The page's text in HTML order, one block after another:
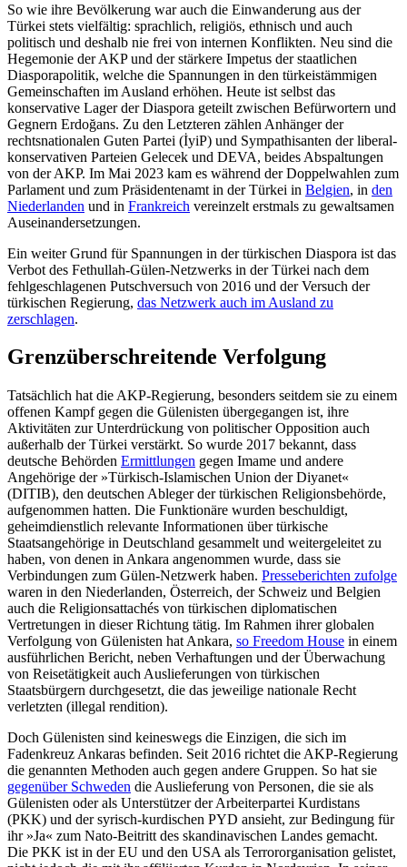
So wie ihre Bevölkerung war auch die Einwanderung aus der
Türkei stets viel­fältig: sprachlich, religiös, ethnisch und auch
politisch und deshalb nie frei von in­ternen Konflikten. Neu sind die
Hegemonie der AKP und der stärkere Impetus der staat­lichen
Diasporapolitik, welche die Spannungen in den türkeistämmigen
Gemeinschaften im Ausland erhöhen. Heute ist selbst das
konservative Lager der Diaspora geteilt zwischen Befürwortern und
Gegnern Erdo­ğans. Zu den Letzteren zählen Anhän­ger der
rechtsnationalen Guten Partei (İyiP) und Sympathisanten der liberal-
konserva­tiven Parteien Gelecek und DEVA, beides Ab­spaltungen
von der AKP. Im Mai 2023 kam es während der Doppelwahlen zum
Parlament und zum Präsidentenamt in der Türkei in Belgien, in den
Niederlanden und in Frankreich vereinzelt erstmals zu gewalt­samen
Aus­einandersetzungen.
Ein weiter Grund für Spannungen in der türkischen Diaspora ist das
Verbot des Fethullah-Gülen-Netzwerks in der Türkei nach dem
fehlgeschlagenen Putschversuch von 2016 und der Versuch der
türkischen Regierung, das Netzwerk auch im Ausland zu
zerschlagen.
Grenzüberschreitende Verfolgung
Tatsächlich hat die AKP-Regierung, beson­ders seitdem sie zu einem
offenen Kampf gegen die Gülenisten übergegangen ist, ihre
Aktivitäten zur Unter­drückung von poli­tischer Opposition auch
außerhalb der Tür­kei verstärkt. So wurde 2017 bekannt, dass
deutsche Behörden Ermittlungen gegen Imame und andere
Angehörige der »Tür­kisch-Islamischen Union der Diyanet«
(DITIB), den deutschen Ableger der türki­schen Religionsbehörde,
aufgenommen hatten. Die Funktionäre wurden beschuldigt,
geheimdienstlich relevante Informa­tionen über türkische
Staatsangehörige in Deutschland gesammelt und wei­tergeleitet zu
haben, von denen in Ankara angenommen wurde, dass sie
Verbindungen zum Gülen-Netzwerk haben. Presseberichten zufolge
waren in den Niederlanden, Öster­reich, der Schweiz und Belgien
auch die Religionsattachés von türkischen diplo­ma­tischen
Vertretungen in dieser Richtung tätig. Im Rahmen ihrer globalen
Verfolgung von Gülenisten hat Ankara, so Freedom House in einem
ausführlichen Bericht, neben Verhaftungen und der Überwachung
von Reisetätigkeit auch Auslieferungen von türkischen
Staatsbürgern durchgesetzt, die das jeweilige nationale Recht
verletzten (illegal rendition).
Doch Gülenisten sind keineswegs die Ein­zigen, die sich im
Fadenkreuz Ankaras befinden. Seit 2016 richtet die AKP-Regie­rung
die genannten Methoden auch gegen andere Gruppen. So hat sie
gegenüber Schweden die Auslieferung von Personen, die sie als
Gülenisten oder als Unterstützer der Arbeiterpartei Kurdistans
(PKK) und der syrisch-kurdischen PYD ansieht, zur Bedin­gung für
ihr »Ja« zum Nato-Beitritt des skan­dinavischen Landes gemacht.
Die PKK ist in der EU und den USA als Terrororganisation gelistet,